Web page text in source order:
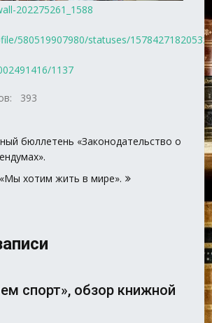
202275261_1588
580519907980/statuses/
1137
393
бюллетень «Законодательство о
хотим жить в мире».
спорт», обзор книжной